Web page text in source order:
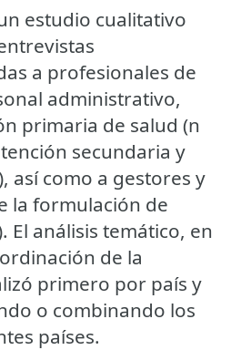
estudio cualitativo
a profesionales de
administrativo,
primaria de salud (n
secundaria y
así como a gestores y
la formulación de
El análisis temático, en
de la
primero por país y
o combinando los
países.